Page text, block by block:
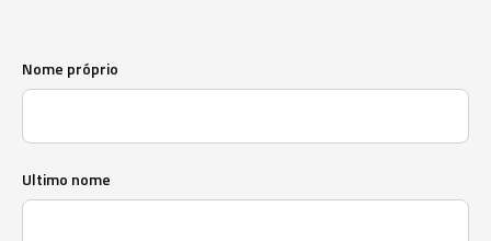
Nome próprio
Ultimo nome